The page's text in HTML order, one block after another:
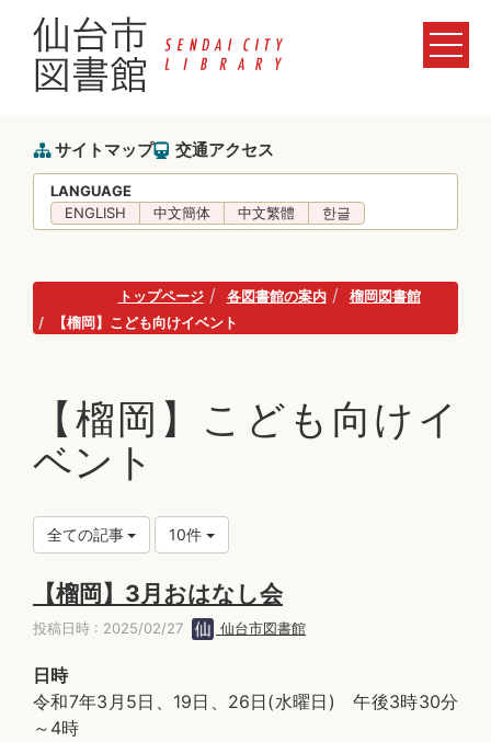
サイトマップ 交通アクセス
LANGUAGE
ENGLISH
中文簡体 中文繁體 한글
トップページ 各図書館の案内
榴岡図書館
【榴岡】こども向けイベント
【榴岡】こども向けイ
ベント
全ての記事 10件
【榴岡】3月おはなし会
投稿日時 : 2025/02/27 仙台市図書館
日時
令和7年3月5日、19日、26日(水曜日) 午後3時30分
～4時